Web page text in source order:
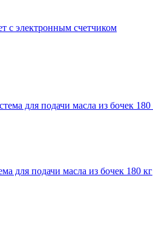
с электронным счетчиком
для подачи масла из бочек 180 кг